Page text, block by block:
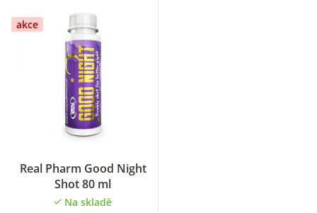
akce
Real Pharm Good Night
Shot 80 ml
Na skladě